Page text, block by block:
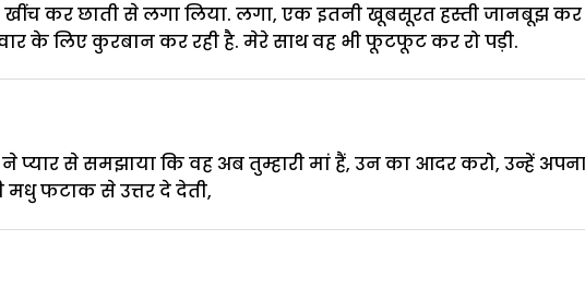
खींच कर छाती से लगा लिया. लगा, एक इतनी खूबसूरत हस्ती जानबूझ कर
के लिए कुरबान कर रही है. मेरे साथ वह भी फूटफूट कर रो पड़ी.
ने प्यार से समझाया कि वह अब तुम्हारी मां हैं, उन का आदर करो, उन्हें
मधु फटाक से उत्तर दे देती,